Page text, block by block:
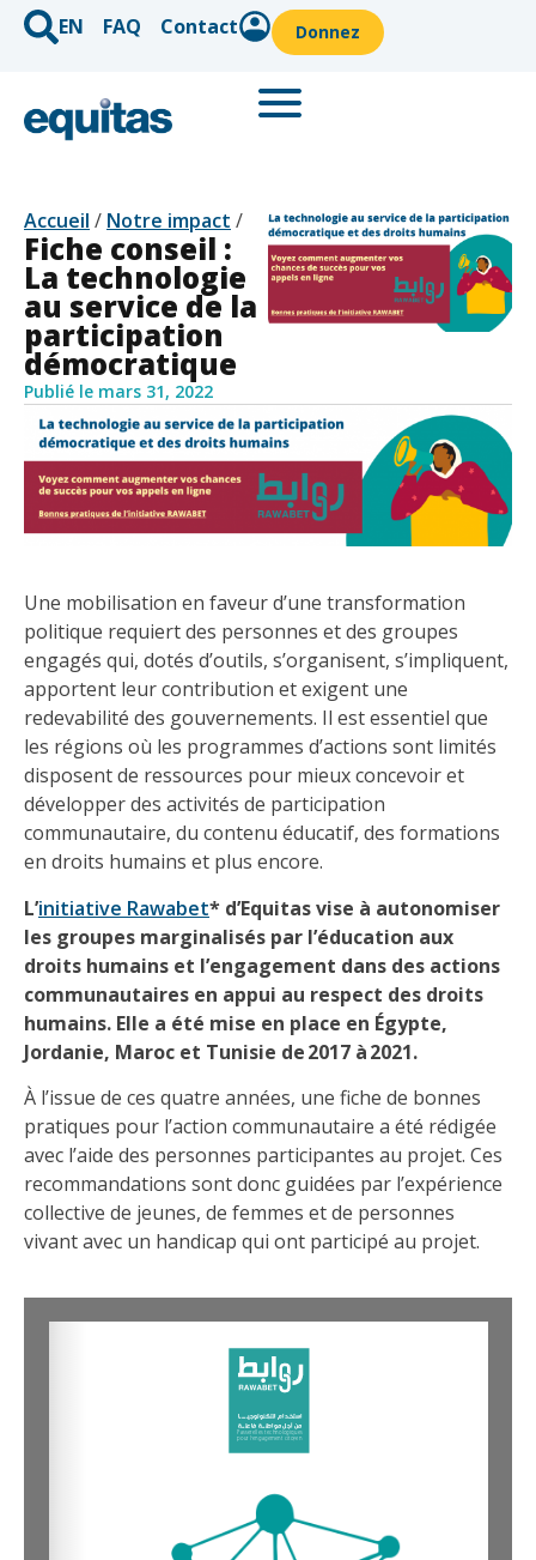
EN FAQ Contact Donnez
Accueil / Notre impact /
Fiche conseil :
La technologie
au service de la
participation
démocratique
Publié le mars 31, 2022
Une mobilisation en faveur d’une transformation
politique requiert des personnes et des groupes
engagés qui, dotés d’outils, s’organisent, s’impliquent,
apportent leur contribution et exigent une
redevabilité des gouvernements. Il est essentiel que
les régions où les programmes d’actions sont limités
disposent de ressources pour mieux concevoir et
développer des activités de participation
communautaire, du contenu éducatif, des formations
en droits humains et plus encore.
L’initiative Rawabet* d’Equitas vise à autonomiser
les groupes marginalisés par l’éducation aux
droits humains et l’engagement dans des actions
communautaires en appui au respect des droits
humains. Elle a été mise en place en Égypte,
Jordanie, Maroc et Tunisie de 2017 à 2021.
À l’issue de ces quatre années, une fiche de bonnes
pratiques pour l’action communautaire a été rédigée
avec l’aide des personnes participantes au projet. Ces
recommandations sont donc guidées par l’expérience
collective de jeunes, de femmes et de personnes
vivant avec un handicap qui ont participé au projet.